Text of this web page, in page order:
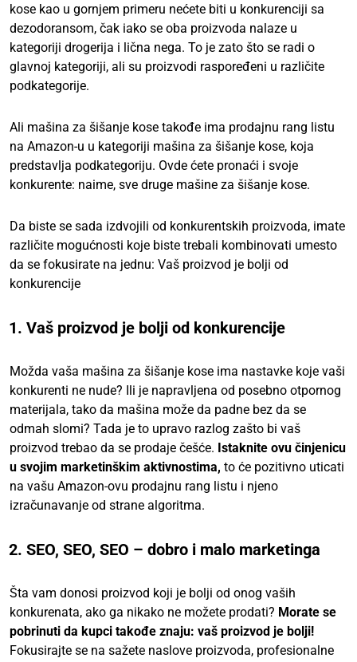
kose kao u gornjem primeru nećete biti u konkurenciji sa
dezodoransom, čak iako se oba proizvoda nalaze u
kategoriji drogerija i lična nega. To je zato što se radi o
glavnoj kategoriji, ali su proizvodi raspoređeni u različite
podkategorije.
Ali mašina za šišanje kose takođe ima prodajnu rang listu
na Amazon-u u kategoriji mašina za šišanje kose, koja
predstavlja podkategoriju. Ovde ćete pronaći i svoje
konkurente: naime, sve druge mašine za šišanje kose.
Da biste se sada izdvojili od konkurentskih proizvoda, imate
različite mogućnosti koje biste trebali kombinovati umesto
da se fokusirate na jednu: Vaš proizvod je bolji od
konkurencije
1. Vaš proizvod je bolji od konkurencije
Možda vaša mašina za šišanje kose ima nastavke koje vaši
konkurenti ne nude? Ili je napravljena od posebno otpornog
materijala, tako da mašina može da padne bez da se
odmah slomi? Tada je to upravo razlog zašto bi vaš
proizvod trebao da se prodaje češće. Istaknite ovu činjenicu
u svojim marketinškim aktivnostima, to će pozitivno uticati
na vašu Amazon-ovu prodajnu rang listu i njeno
izračunavanje od strane algoritma.
2. SEO, SEO, SEO – dobro i malo marketinga
Šta vam donosi proizvod koji je bolji od onog vaših
konkurenata, ako ga nikako ne možete prodati? Morate se
pobrinuti da kupci takođe znaju: vaš proizvod je bolji!
Fokusirajte se na sažete naslove proizvoda, profesionalne